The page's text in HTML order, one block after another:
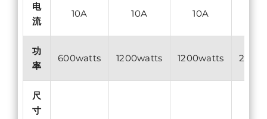
电
流
10A 10A 10A
功
率
600watts 1200watts 1200watts
尺
寸